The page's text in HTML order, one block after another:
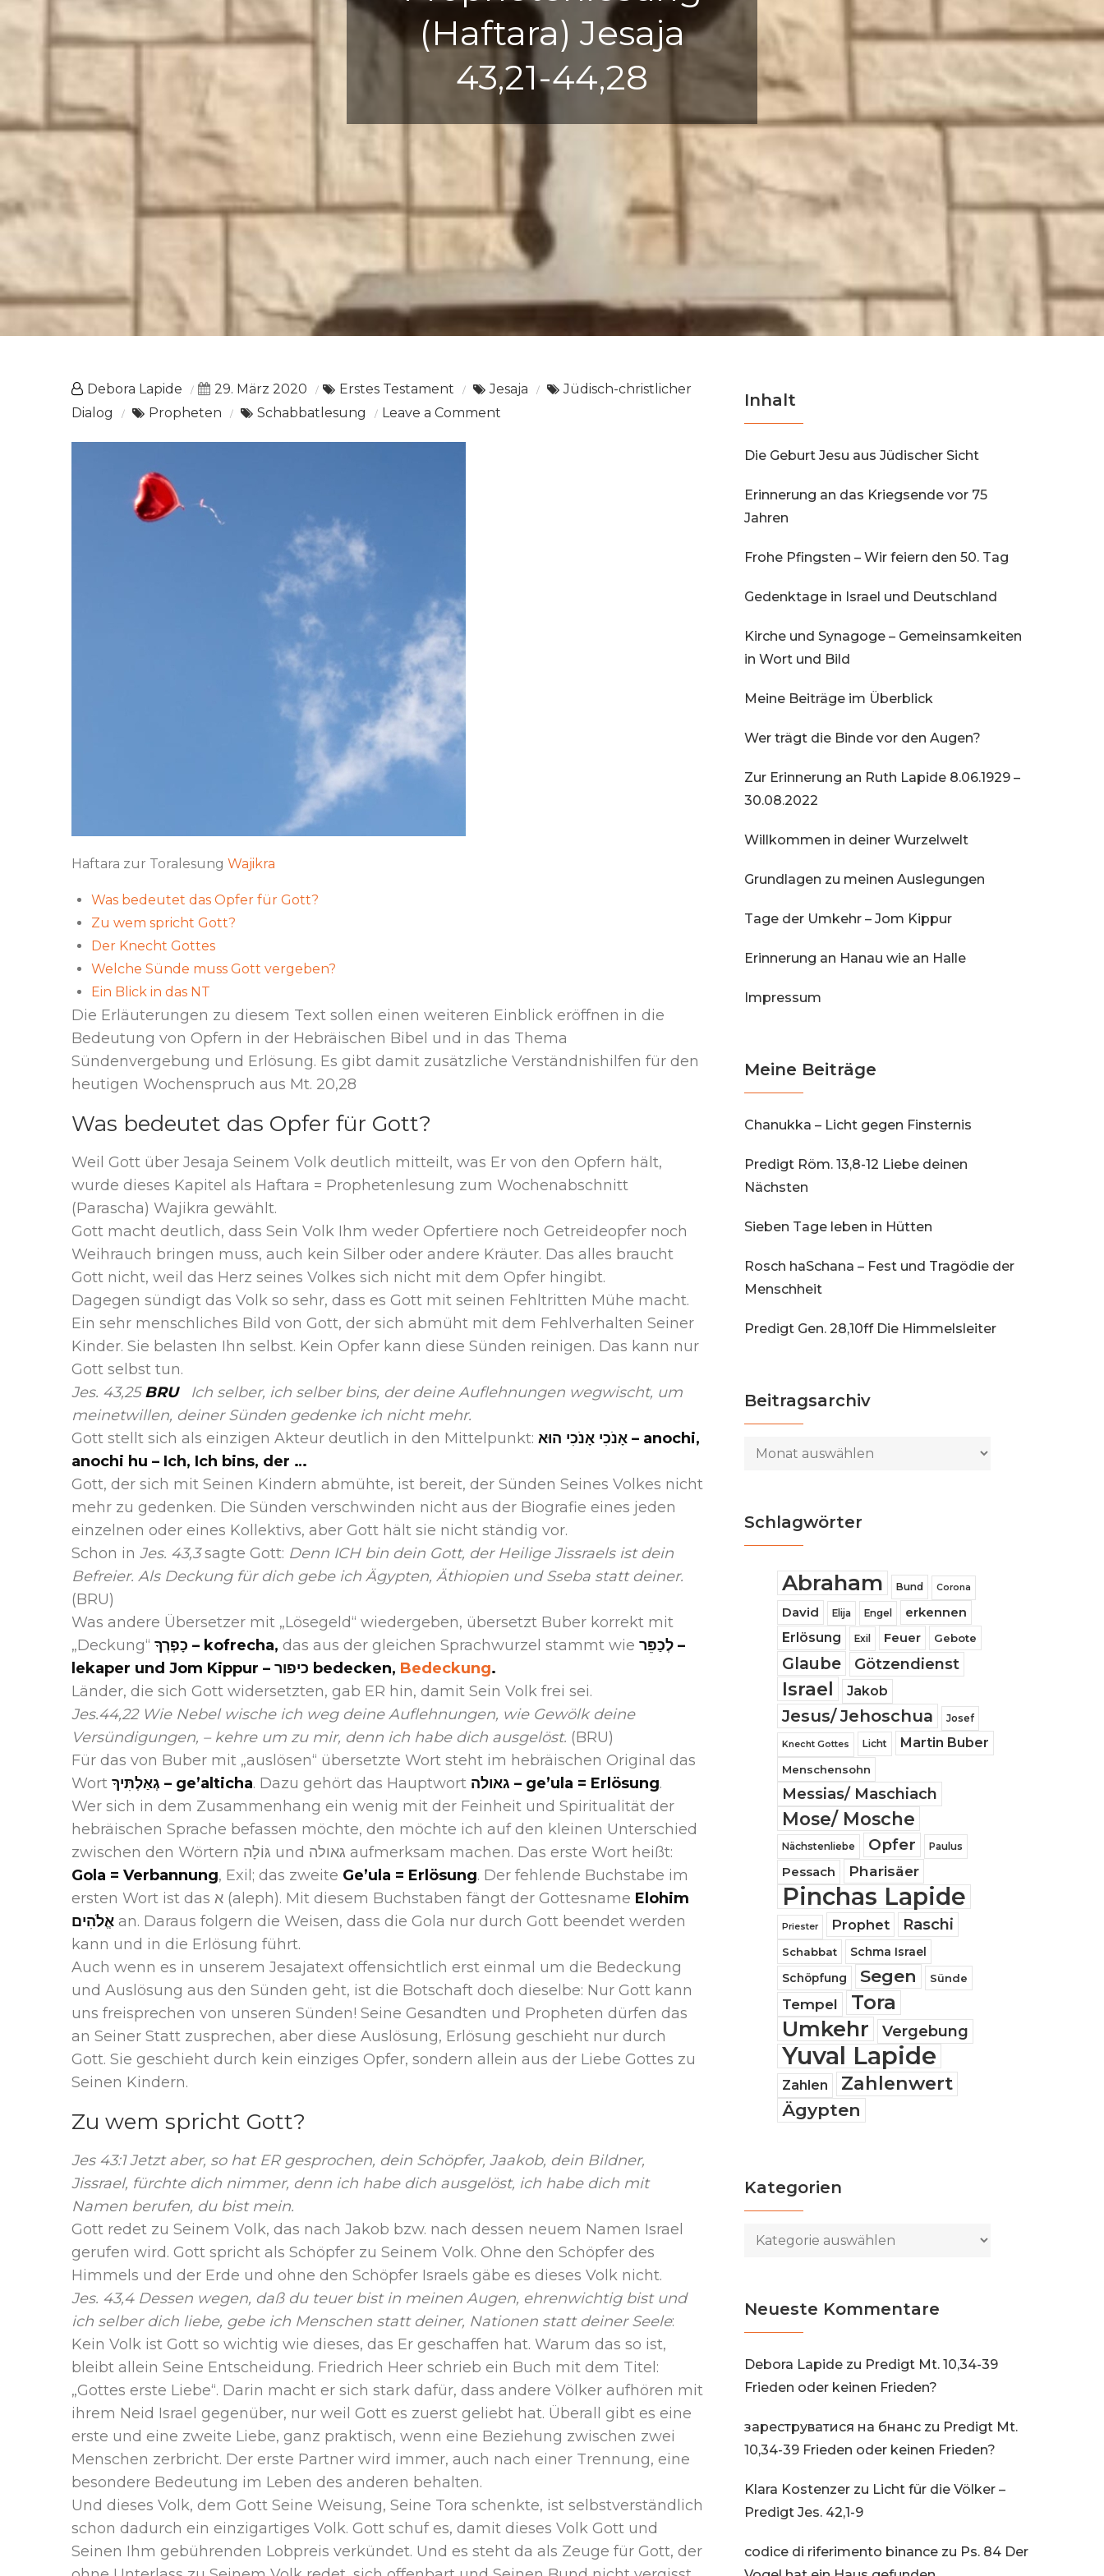
(Haftara) Jesaja
43,21-44,28
Debora Lapide 29. März 2020 Erstes Testament Jesaja
Jüdisch-christlicher
Dialog
Propheten Schabbatlesung Leave a Comment
Haftara zur Toralesung Wajikra
Was bedeutet das Opfer für Gott?
Zu wem spricht Gott?
Der Knecht Gottes
Welche Sünde muss Gott vergeben?
Ein Blick in das NT
Die Erläuterungen zu diesem Text sollen einen weiteren Einblick eröffnen in die
Bedeutung von Opfern in der Hebräischen Bibel und in das Thema
Sündenvergebung und Erlösung. Es gibt damit zusätzliche Verständnishilfen für den
heutigen Wochenspruch aus Mt. 20,28
Was bedeutet das Opfer für Gott?
Weil Gott über Jesaja Seinem Volk deutlich mitteilt, was Er von den Opfern hält,
wurde dieses Kapitel als Haftara = Prophetenlesung zum Wochenabschnitt
(Parascha) Wajikra gewählt.
Gott macht deutlich, dass Sein Volk Ihm weder Opfertiere noch Getreideopfer noch
Weihrauch bringen muss, auch kein Silber oder andere Kräuter. Das alles braucht
Gott nicht, weil das Herz seines Volkes sich nicht mit dem Opfer hingibt.
Dagegen sündigt das Volk so sehr, dass es Gott mit seinen Fehltritten Mühe macht.
Ein sehr menschliches Bild von Gott, der sich abmüht mit dem Fehlverhalten Seiner
Kinder. Sie belasten Ihn selbst. Kein Opfer kann diese Sünden reinigen. Das kann nur
Gott selbst tun.
Jes. 43,25BRUIch selber, ich selber bins, der deine Auflehnungen wegwischt, um
meinetwillen, deiner Sünden gedenke ich nicht mehr.
Gott stellt sich als einzigen Akteur deutlich in den Mittelpunkt: אָנֹכִי אָנֹכִי הוּא – anochi,
anochi hu – Ich, Ich bins, der …
Gott, der sich mit Seinen Kindern abmühte, ist bereit, der Sünden Seines Volkes nicht
mehr zu gedenken. Die Sünden verschwinden nicht aus der Biografie eines jeden
einzelnen oder eines Kollektivs, aber Gott hält sie nicht ständig vor.
Schon in Jes. 43,3sagte Gott: Denn ICH bin dein Gott, der Heilige Jissraels ist dein
Befreier. Als Deckung für dich gebe ich Ägypten, Äthiopien und Sseba statt deiner.
(BRU)
Was andere Übersetzer mit „Lösegeld“ wiedergeben, übersetzt Buber korrekt mit
„Deckung“
כָפְרְךָ – kofrecha, das aus der gleichen Sprachwurzel stammt wie
lekaper und Jom Kippur – כיפור bedecken, Bedeckung.
Länder, die sich Gott widersetzten, gab ER hin, damit Sein Volk frei sei.
Jes.44,22 Wie Nebel wische ich weg deine Auflehnungen, wie Gewölk deine
Versündigungen, – kehre um zu mir, denn ich habe dich ausgelöst. (BRU)
Für das von Buber mit „auslösen“ übersetzte Wort steht im hebräischen Original das
Wort
גְאַלְתִּיךָ – ge’alticha. Dazu gehört das Hauptwort גאולה – ge’ula = Erlösung.
Wer sich in dem Zusammenhang ein wenig mit der Feinheit und Spiritualität der
hebräischen Sprache befassen möchte, den möchte ich auf den kleinen Unterschied
zwischen den Wörtern גּוֹלָה und גאולה aufmerksam machen. Das erste Wort heißt:
Gola = Verbannung, Exil; das zweite Ge’ula = Erlösung. Der fehlende Buchstabe im
ersten Wort ist das א (aleph). Mit diesem Buchstaben fängt der Gottesname Elohim
אֱלֹהִים an. Daraus folgern die Weisen, dass die Gola nur durch Gott beendet werden
kann und in die Erlösung führt.
Auch wenn es in unserem Jesajatext offensichtlich erst einmal um die Bedeckung
und Auslösung aus den Sünden geht, ist die Botschaft doch dieselbe: Nur Gott kann
uns freisprechen von unseren Sünden! Seine Gesandten und Propheten dürfen das
an Seiner Statt zusprechen, aber diese Auslösung, Erlösung geschieht nur durch
Gott. Sie geschieht durch kein einziges Opfer, sondern allein aus der Liebe Gottes zu
Seinen Kindern.
Zu wem spricht Gott?
Jes 43:1 Jetzt aber, so hat ER gesprochen, dein Schöpfer, Jaakob, dein Bildner,
Jissrael, fürchte dich nimmer, denn ich habe dich ausgelöst, ich habe dich mit
Namen berufen, du bist mein.
Gott redet zu Seinem Volk, das nach Jakob bzw. nach dessen neuem Namen Israel
gerufen wird. Gott spricht als Schöpfer zu Seinem Volk. Ohne den Schöpfer des
Himmels und der Erde und ohne den Schöpfer Israels gäbe es dieses Volk nicht.
Jes. 43,4 Dessen wegen, daß du teuer bist in meinen Augen, ehrenwichtig bist und
ich selber dich liebe, gebe ich Menschen statt deiner, Nationen statt deiner Seele:
Kein Volk ist Gott so wichtig wie dieses, das Er geschaffen hat. Warum das so ist,
bleibt allein Seine Entscheidung. Friedrich Heer schrieb ein Buch mit dem Titel:
„Gottes erste Liebe“. Darin macht er sich stark dafür, dass andere Völker aufhören mit
ihrem Neid Israel gegenüber, nur weil Gott es zuerst geliebt hat. Überall gibt es eine
erste und eine zweite Liebe, ganz praktisch, wenn eine Beziehung zwischen zwei
Menschen zerbricht. Der erste Partner wird immer, auch nach einer Trennung, eine
besondere Bedeutung im Leben des anderen behalten.
Und dieses Volk, dem Gott Seine Weisung, Seine Tora schenkte, ist selbstverständlich
schon dadurch ein einzigartiges Volk. Gott schuf es, damit dieses Volk Gott und
Seinen Ihm gebührenden Lobpreis verkündet. Und es steht da als Zeuge für Gott, der
Inhalt
Die Geburt Jesu aus Jüdischer Sicht
Erinnerung an das Kriegsende vor 75
Jahren
Frohe Pfingsten – Wir feiern den 50. Tag
Gedenktage in Israel und Deutschland
Kirche und Synagoge – Gemeinsamkeiten
in Wort und Bild
Meine Beiträge im Überblick
Wer trägt die Binde vor den Augen?
Zur Erinnerung an Ruth Lapide 8.06.1929 –
30.08.2022
Willkommen in deiner Wurzelwelt
Grundlagen zu meinen Auslegungen
Tage der Umkehr – Jom Kippur
Erinnerung an Hanau wie an Halle
Impressum
Meine Beiträge
Chanukka – Licht gegen Finsternis
Predigt Röm. 13,8-12 Liebe deinen
Nächsten
Sieben Tage leben in Hütten
Rosch haSchana – Fest und Tragödie der
Menschheit
Predigt Gen. 28,10ff Die Himmelsleiter
Beitragsarchiv
Beitragsarchiv
Schlagwörter
Abraham Bund Corona
David Elija Engel erkennen
Erlösung Exil Feuer Gebote
Glaube Götzendienst
Israel Jakob
Jesus/ Jehoschua Josef
Knecht Gottes Licht Martin Buber
Menschensohn
Messias/ Maschiach
Mose/ Mosche
Nächstenliebe Opfer Paulus
Pessach Pharisäer
Pinchas Lapide
Priester Prophet Raschi
Schabbat
Schma Israel
Schöpfung
Segen Sünde
Tempel Tora
Umkehr Vergebung
Yuval Lapide
Zahlen Zahlenwert
Ägypten
Kategorien
Kategorien
Neueste Kommentare
Debora Lapide zu Predigt Mt. 10,34-39
Frieden oder keinen Frieden?
зареструватися на бнанс zu Predigt Mt.
10,34-39 Frieden oder keinen Frieden?
Klara Kostenzer zu Licht für die Völker –
Predigt Jes. 42,1-9
codice di riferimento binance zu Ps. 84 Der